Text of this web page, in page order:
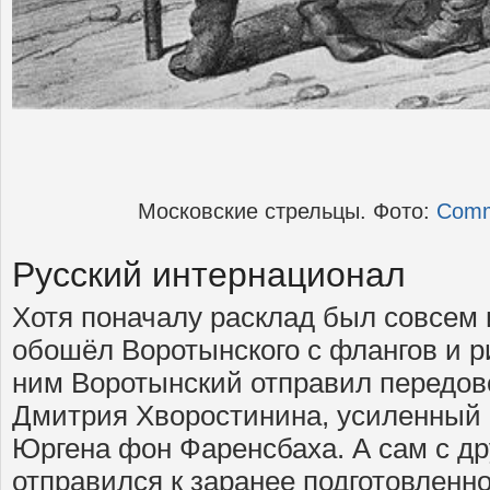
Московские стрельцы. Фото:
Русский интернационал
Хотя поначалу расклад был
обошёл Воротынского с флангов и
ним Воротынский отправил
Дмитрия Хворостинина,
Юргена фон Фаренсбаха. А сам с
отправился к заранее